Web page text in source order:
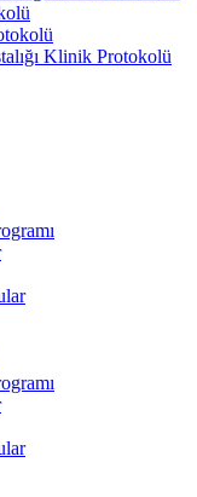
Klinik Protokolü